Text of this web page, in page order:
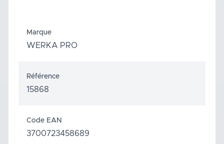
Marque
WERKA PRO
Référence
15868
Code EAN
3700723458689